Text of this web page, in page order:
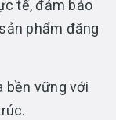
tế, đảm bảo
phẩm đăng
bền vững với